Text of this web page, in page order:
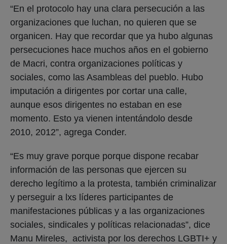
“En el protocolo hay una clara persecución a las
organizaciones que luchan, no quieren que se
organicen. Hay que recordar que ya hubo algunas
persecuciones hace muchos años en el gobierno
de Macri, contra organizaciones políticas y
sociales, como las Asambleas del pueblo. Hubo
imputación a dirigentes por cortar una calle,
aunque esos dirigentes no estaban en ese
momento. Esto ya vienen intentándolo desde
2010, 2012”, agrega Conder.
“Es muy grave porque porque dispone recabar
información de las personas que ejercen su
derecho legítimo a la protesta, también criminalizar
y perseguir a lxs líderes participantes de
manifestaciones públicas y a las organizaciones
sociales, sindicales y políticas relacionadas”, dice
Manu Mireles, activista por los derechos LGBTI+ y